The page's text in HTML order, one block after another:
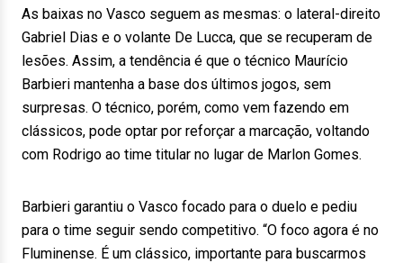
As baixas no Vasco seguem as mesmas: o lateral-direito
Gabriel Dias e o volante De Lucca, que se recuperam de
lesões. Assim, a tendência é que o técnico Maurício
Barbieri mantenha a base dos últimos jogos, sem
surpresas. O técnico, porém, como vem fazendo em
clássicos, pode optar por reforçar a marcação, voltando
com Rodrigo ao time titular no lugar de Marlon Gomes.
Barbieri garantiu o Vasco focado para o duelo e pediu
para o time seguir sendo competitivo. “O foco agora é no
Fluminense. É um clássico, importante para buscarmos